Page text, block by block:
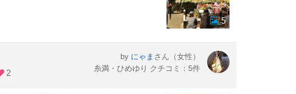
5
2
by にゃま さん（女性）
糸満・ひめゆり クチコミ：5件